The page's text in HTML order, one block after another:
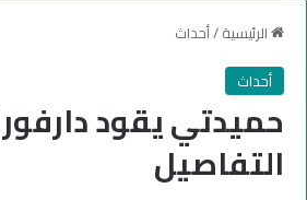
الرئيسية/أحداث
أحداث
حميدتي يقود
التفاصيل